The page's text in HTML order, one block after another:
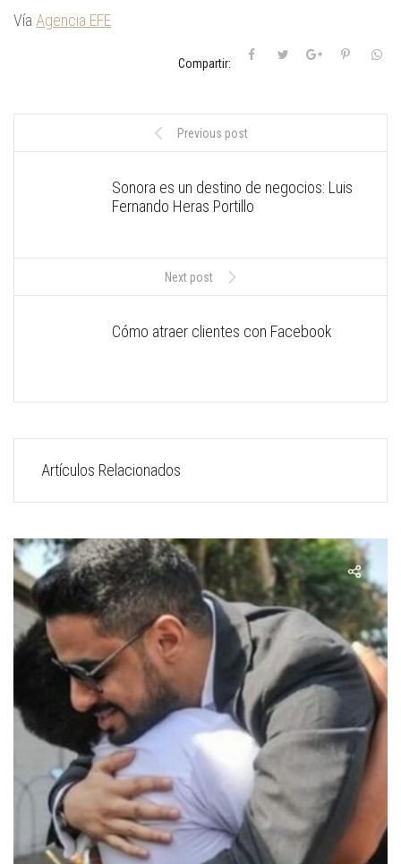
Vía Agencia EFE
Compartir:
Previous post
Sonora es un destino de negocios: Luis
Fernando Heras Portillo
Next post
Cómo atraer clientes con Facebook
Artículos Relacionados